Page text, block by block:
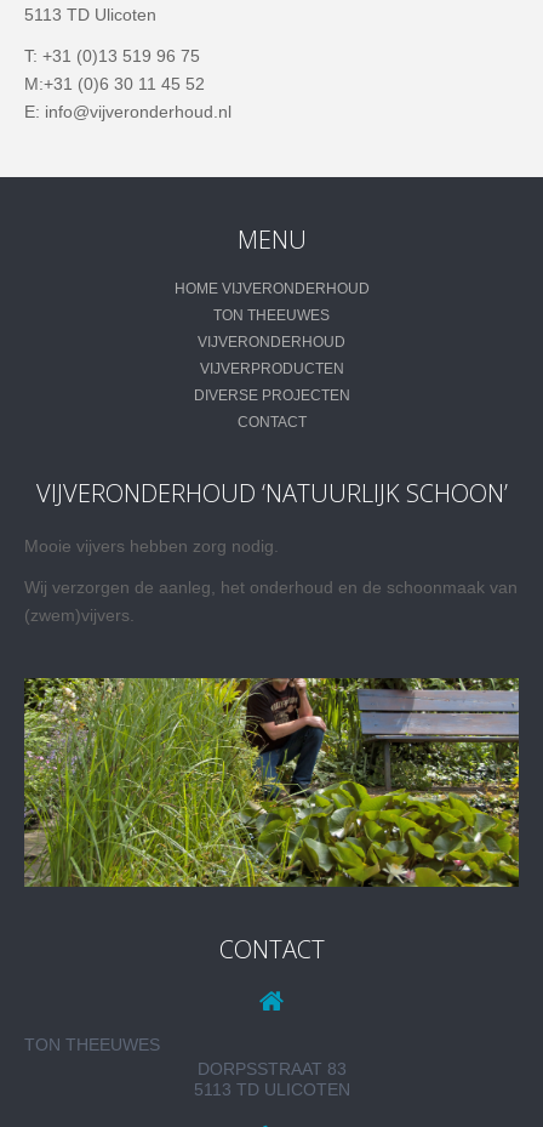
5113 TD Ulicoten
T: +31 (0)13 519 96 75
M:+31 (0)6 30 11 45 52
E: info@vijveronderhoud.nl
MENU
HOME VIJVERONDERHOUD
TON THEEUWES
VIJVERONDERHOUD
VIJVERPRODUCTEN
DIVERSE PROJECTEN
CONTACT
VIJVERONDERHOUD ‘NATUURLIJK SCHOON’
Mooie vijvers hebben zorg nodig.
Wij verzorgen de aanleg, het onderhoud en de schoonmaak van
(zwem)vijvers.
CONTACT
TON THEEUWES
DORPSSTRAAT 83
5113 TD ULICOTEN